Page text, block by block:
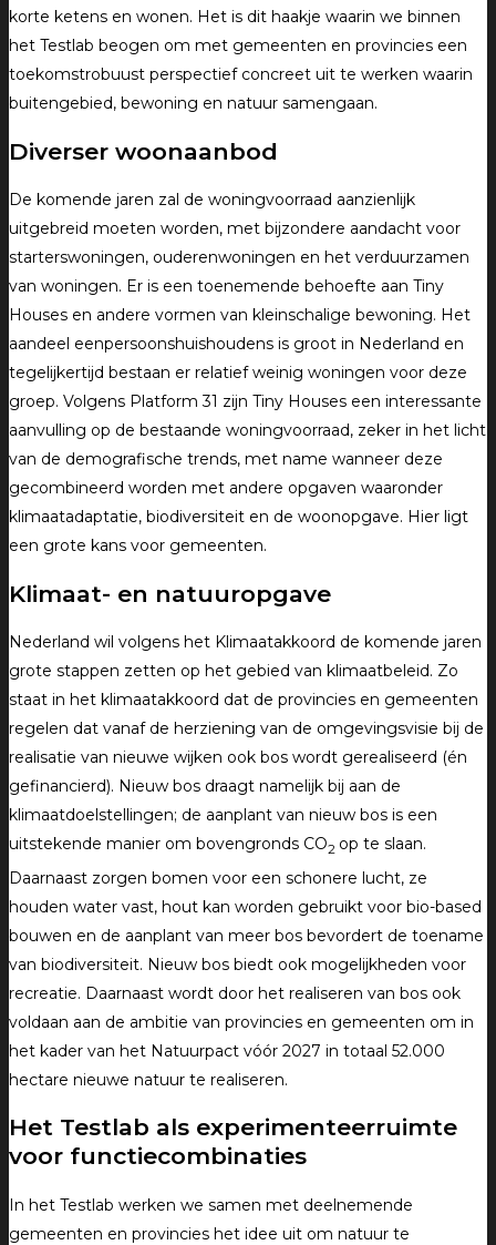
korte ketens en wonen. Het is dit haakje waarin we binnen
het Testlab beogen om met gemeenten en provincies een
toekomstrobuust perspectief concreet uit te werken waarin
buitengebied, bewoning en natuur samengaan.
Diverser woonaanbod
De komende jaren zal de woningvoorraad aanzienlijk
uitgebreid moeten worden, met bijzondere aandacht voor
starterswoningen, ouderenwoningen en het verduurzamen
van woningen. Er is een toenemende behoefte aan Tiny
Houses en andere vormen van kleinschalige bewoning. Het
aandeel eenpersoonshuishoudens is groot in Nederland en
tegelijkertijd bestaan er relatief weinig woningen voor deze
groep. Volgens Platform 31 zijn Tiny Houses een interessante
aanvulling op de bestaande woningvoorraad, zeker in het licht
van de demografische trends, met name wanneer deze
gecombineerd worden met andere opgaven waaronder
klimaatadaptatie, biodiversiteit en de woonopgave. Hier ligt
een grote kans voor gemeenten.
Klimaat- en natuuropgave
Nederland wil volgens het Klimaatakkoord de komende jaren
grote stappen zetten op het gebied van klimaatbeleid. Zo
staat in het klimaatakkoord dat de provincies en gemeenten
regelen dat vanaf de herziening van de omgevingsvisie bij de
realisatie van nieuwe wijken ook bos wordt gerealiseerd (én
gefinancierd). Nieuw bos draagt namelijk bij aan de
klimaatdoelstellingen; de aanplant van nieuw bos is een
uitstekende manier om bovengronds CO2 op te slaan.
Daarnaast zorgen bomen voor een schonere lucht, ze
houden water vast, hout kan worden gebruikt voor bio-based
bouwen en de aanplant van meer bos bevordert de toename
van biodiversiteit. Nieuw bos biedt ook mogelijkheden voor
recreatie. Daarnaast wordt door het realiseren van bos ook
voldaan aan de ambitie van provincies en gemeenten om in
het kader van het Natuurpact vóór 2027 in totaal 52.000
hectare nieuwe natuur te realiseren.
Het Testlab als experimenteerruimte
voor functiecombinaties
In het Testlab werken we samen met deelnemende
gemeenten en provincies het idee uit om natuur te